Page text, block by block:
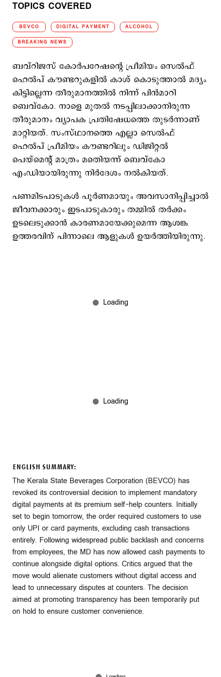
TOPICS COVERED
BEVCO DIGITAL PAYMENT ALCOHOL
BREAKING NEWS
ബവ്റിജസ് കോര്‍പറേഷന്‍റെ പ്രീമിയം സെല്‍ഫ്
ഹെല്‍പ് കൗണ്ടറുകളില്‍ കാശ് കൊടുത്താല്‍ മദ്യം
കിട്ടില്ലെന്ന തീരുമാനത്തില്‍ നിന്ന് പിന്‍മാറി
ബെവ്കോ. നാളെ മുതല്‍ നടപ്പിലാക്കാനിരുന്ന
തീരുമാനം വ്യാപക പ്രതിഷേധത്തെ തുടര്‍ന്നാണ്
മാറ്റിയത്. സംസ്ഥാനത്തെ എല്ലാ സെല്‍ഫ്
ഹെല്‍പ് പ്രീമിയം കൗണ്ടറിലും ഡിജിറ്റല്‍
പെയ്മെന്‍റ് മാത്രം മതിെയന്ന് ബെവ്കോ
എംഡിയായിരുന്നു നിര്‍ദേശം നല്‍കിയത്.
പണമിടപാടുകള്‍ പൂര്‍ണമായും അവസാനിപ്പിച്ചാല്‍
ജീവനക്കാരും ഇടപാടുകാരും തമ്മില്‍ തര്‍ക്കം
ഉടലെടുക്കാന്‍ കാരണമായേക്കുമെന്ന ആശങ്ക
ഉത്തരവിന് പിന്നാലെ ആളുകള്‍ ഉയര്‍ത്തിയിരുന്നു.
ENGLISH SUMMARY:
The Kerala State Beverages Corporation (BEVCO) has
revoked its controversial decision to implement mandatory
digital payments at its premium self-help counters. Initially
set to begin tomorrow, the order required customers to use
only UPI or card payments, excluding cash transactions
entirely. Following widespread public backlash and concerns
from employees, the MD has now allowed cash payments to
continue alongside digital options. Critics argued that the
move would alienate customers without digital access and
lead to unnecessary disputes at counters. The decision
aimed at promoting transparency has been temporarily put
on hold to ensure customer convenience.